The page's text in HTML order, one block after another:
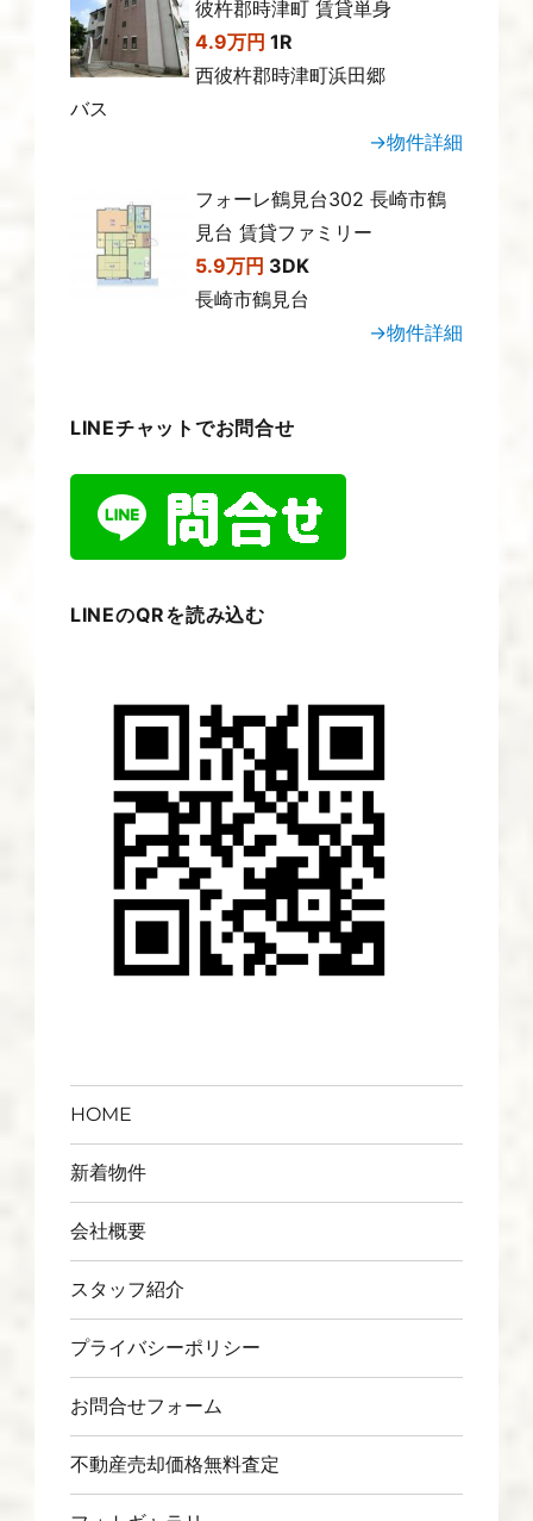
彼杵郡時津町 賃貸単身
4.9万円 1R
西彼杵郡時津町浜田郷
バス
→物件詳細
フォーレ鶴見台302 長崎市鶴
見台 賃貸ファミリー
5.9万円 3DK
長崎市鶴見台
→物件詳細
LINEチャットでお問合せ
LINEのQRを読み込む
HOME
新着物件
会社概要
スタッフ紹介
プライバシーポリシー
お問合せフォーム
不動産売却価格無料査定